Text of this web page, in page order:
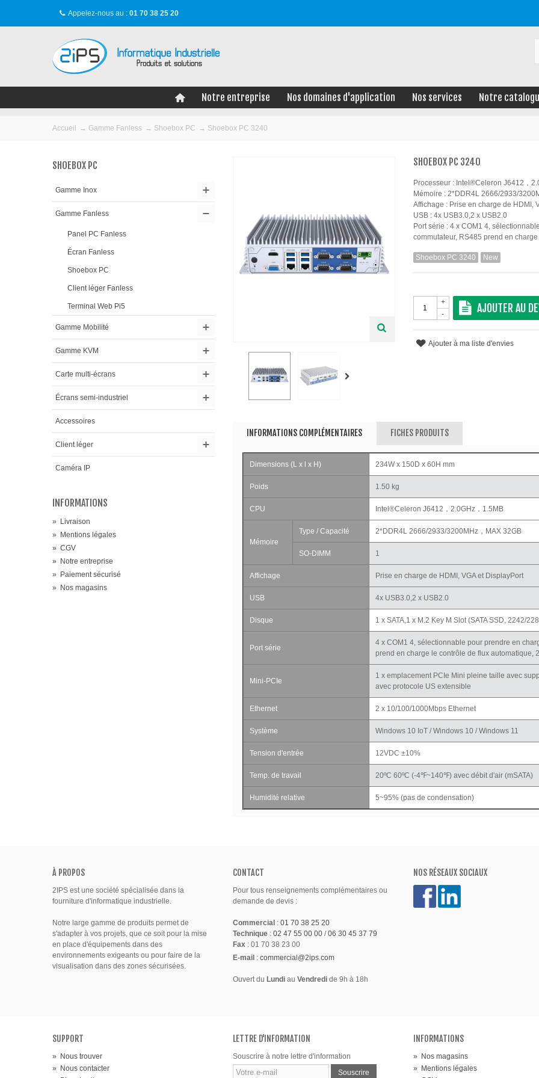
Appelez-nous au : 01 70 38 25 20
Notre entreprise Nos domaines d'application Nos services Notre
Accueil → Gamme Fanless → Shoebox PC → Shoebox PC 3240
SHOEBOX PC
Gamme Inox
Gamme Fanless
Panel PC Fanless
Écran Fanless
Shoebox PC
Client léger Fanless
Terminal Web Pi5
Gamme Mobilité
Gamme KVM
Carte multi-écrans
Écrans semi-industriel
Accessoires
Client léger
Caméra IP
INFORMATIONS
»
Livraison
»
Mentions légales
» CGV
»
Notre entreprise
»
Paiement sécurisé
»
Nos magasins
SHOEBOX PC 3240
Processeur : Intel®Celeron J6412，
Mémoire : 2*DDR4L 2666/2933/
Affichage : Prise en charge de HDMI,
USB : 4x USB3.0,2 x USB2.0
Port série : 4 x COM1 4,
commutateur, RS485 prend en
Shoebox PC 3240 New
-
+ AJOUTER AU
Ajouter à ma liste d'envies
INFORMATIONS COMPLÉMENTAIRES FICHES PRODUITS
Dimensions (L x l x H) 234W x 150D x 60H mm
Poids 1.50 kg
CPU Intel®Celeron J6412，2.0GHz，1.5MB
Mémoire
Type / Capacité 2*DDR4L 2666/2933/3200MHz，MAX 32GB
SO-DIMM 1
Affichage Prise en charge de HDMI, VGA et DisplayPort
USB 4x USB3.0,2 x USB2.0
Disque 1 x SATA,1 x M.2 Key M Slot (SATA SSD, 2242/
Port série
4 x COM1 4, sélectionnable pour prendre en
prend en charge le contrôle de flux automatique,
Mini-PCIe
1 x emplacement PCIe Mini pleine taille avec
avec protocole US extensible
Ethernet 2 x 10/100/1000Mbps Ethernet
Système Windows 10 IoT / Windows 10 / Windows 11
Tension d'entrée 12VDC ±10%
Temp. de travail 20ºC 60ºC (-4℉~140℉) avec débit d'air (mSATA)
Humidité relative 5~95% (pas de condensation)
À PROPOS
2IPS est une société spécialisée dans la
fourniture d'informatique industrielle.
Notre large gamme de produits permet de
s'adapter à vos projets, que ce soit pour la mise
en place d'équipements dans des
environnements exigeants ou pour faire de la
visualisation dans des zones sécurisées.
CONTACT
Pour tous renseignements complémentaires ou
demande de devis :
Commercial : 01 70 38 25 20
Technique : 02 47 55 00 00 /06 30 45 37 79
Fax : 01 70 38 23 00
E-mail : commercial@2ips.com
Ouvert du Lundi au Vendredi de 9h à 18h
NOS RÉSEAUX SOCIAUX
SUPPORT
» Nous trouver
» Nous contacter
LETTRE D'INFORMATION
Souscrire à notre lettre d'information
Souscrire
INFORMATIONS
» Nos magasins
» Mentions légales